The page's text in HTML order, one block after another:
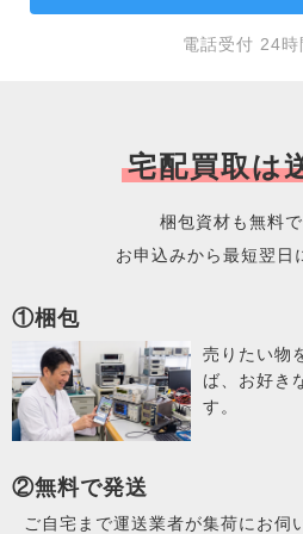
電話受付 24時
宅配買取は
梱包資材も無料で
お申込みから最短翌日
①梱包
売りたい物
ば、お好き
す。
②無料で発送
ご自宅まで運送業者が集荷にお伺